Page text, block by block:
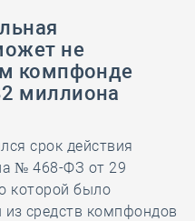
не
компфонде
миллиона
срок действия
№ 468-ФЗ от 29
которой было
средств компфондов